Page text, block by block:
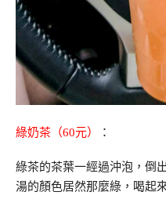
綠奶茶（60元） ：
綠茶的茶葉一經過沖泡，倒
湯的顏色居然那麼綠，喝起